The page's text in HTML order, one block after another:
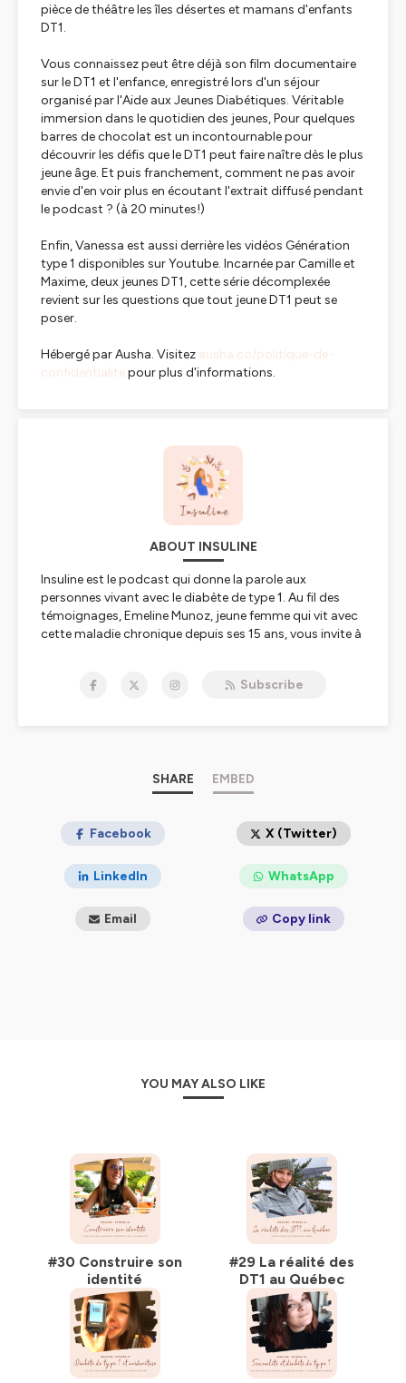
pièce de théâtre les îles désertes et mamans d'enfants
DT1.
Vous connaissez peut être déjà son film documentaire
sur le DT1 et l'enfance, enregistré lors d'un séjour
organisé par l'Aide aux Jeunes Diabétiques. Véritable
immersion dans le quotidien des jeunes,Pour quelques
barres de chocolat est un incontournable pour
découvrir les défis que le DT1 peut faire naître dès le plus
jeune âge. Et puis franchement, comment ne pas avoir
envie d'en voir plus en écoutant l'extrait diffusé pendant
le podcast ? (à 20 minutes!)
Enfin, Vanessa est aussi derrière les vidéos Génération
type 1 disponibles sur Youtube. Incarnée par Camille et
Maxime, deux jeunes DT1, cette série décomplexée
revient sur les questions que tout jeune DT1 peut se
poser.
Hébergé par Ausha. Visitez ausha.co/politique-de-
confidentialitepour plus d'informations.
ABOUT INSULINE
Insuline est le podcast qui donne la parole aux
personnes vivant avec le diabète de type 1. Au fil des
témoignages, Emeline Munoz, jeune femme qui vit avec
cette maladie chronique depuis ses 15 ans, vous invite à
invité·e·s et leurs anecdotes, vous découvrirez que le
pour plus d'informations.
Subscribe
SHARE EMBED
Facebook X (Twitter)
LinkedIn WhatsApp
Email Copy link
YOU MAY ALSO LIKE
#30 Construire son
identité
#29 La réalité des
DT1 au Québec